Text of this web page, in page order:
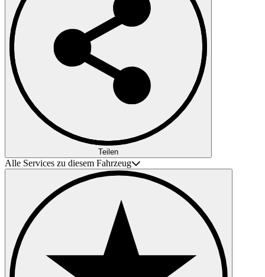
Teilen
Alle Services zu diesem Fahrzeug